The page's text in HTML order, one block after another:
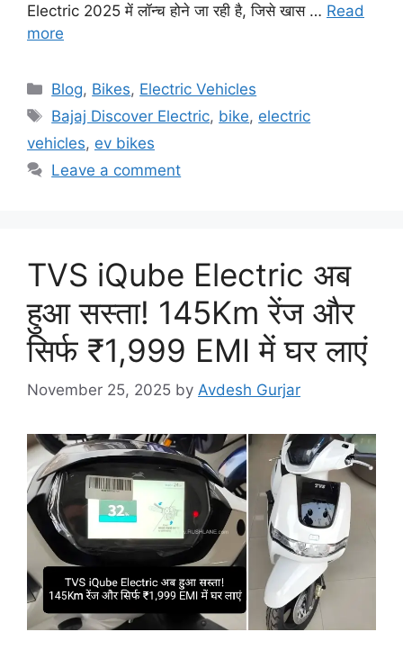
Electric 2025 में लॉन्च होने जा रही है, जिसे खास … Read
more
Categories
Blog, Bikes, Electric Vehicles
Tags
Bajaj Discover Electric, bike, electric
vehicles, ev bikes
Leave a comment
TVS iQube Electric अब
हुआ सस्ता! 145Km रेंज और
सिर्फ ₹1,999 EMI में घर लाएं
November 25, 2025 by Avdesh Gurjar